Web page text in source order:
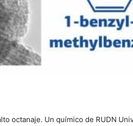
octanaje. Un químico de RUDN